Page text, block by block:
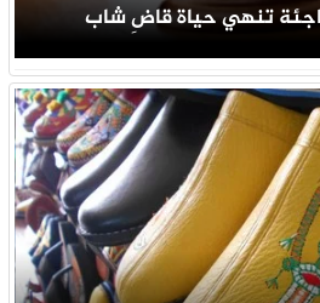
تنهي حياة قاضِ شاب